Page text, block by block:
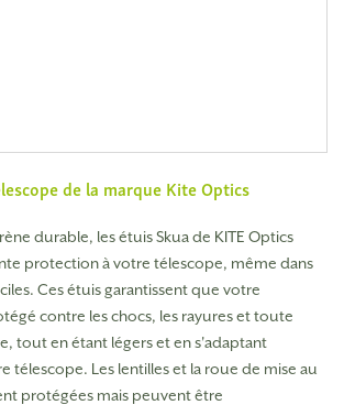
de la marqueKite Optics
durable, les étuis Skua de KITE Optics
protection à votre télescope, même dans
Ces étuis garantissent que votre
contre les chocs, les rayures et toute
tout en étant légers et en s'adaptant
télescope. Les lentilles et la roue de mise au
protégées mais peuvent être